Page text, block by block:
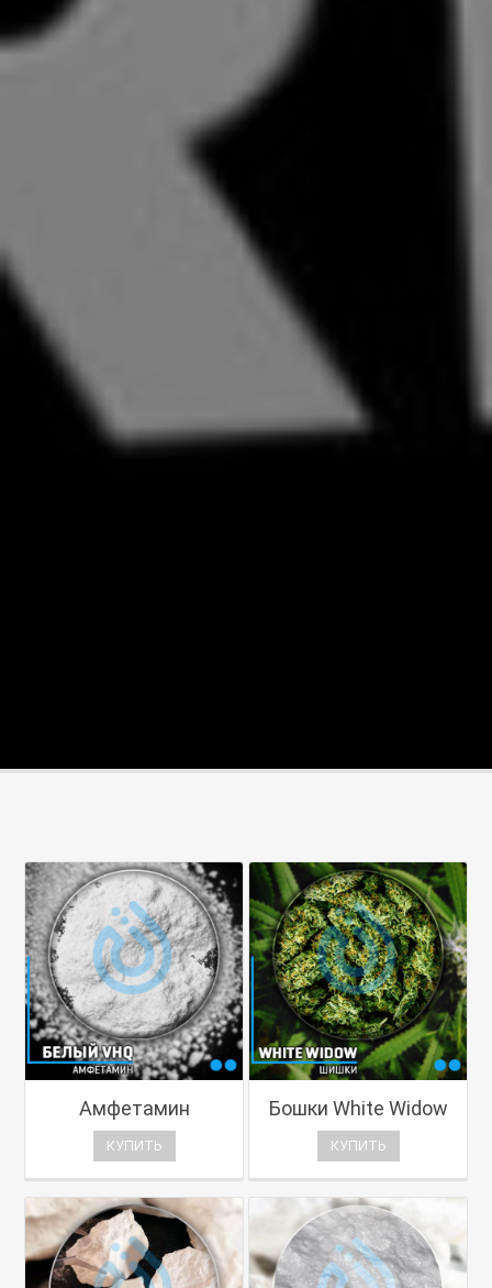
Амфетамин
КУПИТЬ
Бошки White Widow
КУПИТЬ